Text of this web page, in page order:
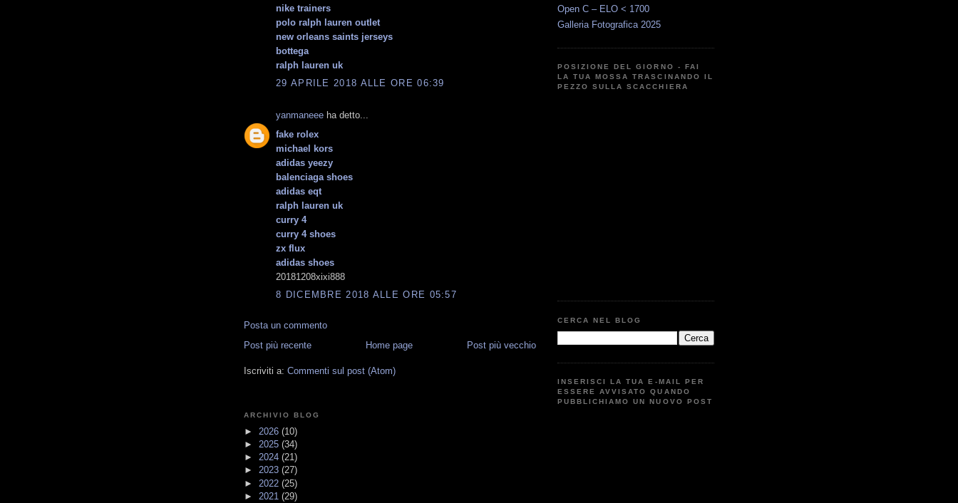
nike trainers
polo ralph lauren outlet
new orleans saints jerseys
bottega
ralph lauren uk
29 APRILE 2018 ALLE ORE 06:39
yanmaneee ha detto...
fake rolex
michael kors
adidas yeezy
balenciaga shoes
adidas eqt
ralph lauren uk
curry 4
curry 4 shoes
zx flux
adidas shoes
20181208xixi888
8 DICEMBRE 2018 ALLE ORE 05:57
Posta un commento
Post più recente
Post più vecchio
Home page
Iscriviti a: Commenti sul post (Atom)
ARCHIVIO BLOG
► 2026 (10)
► 2025 (34)
► 2024 (21)
► 2023 (27)
► 2022 (25)
► 2021 (29)
Open C – ELO < 1700
Galleria Fotografica 2025
POSIZIONE DEL GIORNO - FAI
LA TUA MOSSA TRASCINANDO IL
PEZZO SULLA SCACCHIERA
CERCA NEL BLOG
INSERISCI LA TUA E-MAIL PER
ESSERE AVVISATO QUANDO
PUBBLICHIAMO UN NUOVO POST